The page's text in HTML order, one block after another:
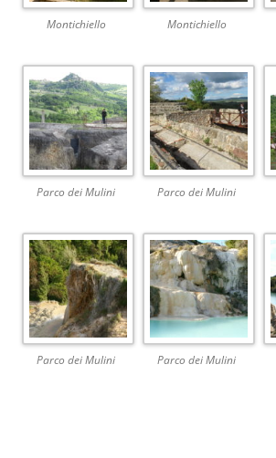
Montichiello Montichiello
Parco dei Mulini Parco dei Mulini
Parco dei Mulini Parco dei Mulini